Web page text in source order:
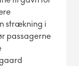
strækning i
passagerne